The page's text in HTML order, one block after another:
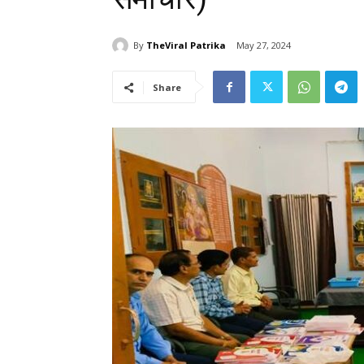
By TheViral Patrika May 27, 2024
Share